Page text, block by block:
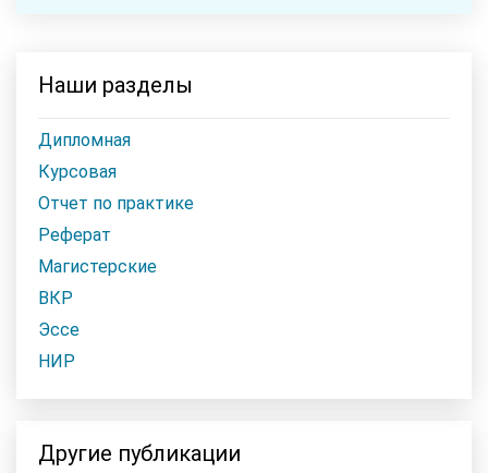
Наши разделы
Дипломная
Курсовая
Отчет по практике
Реферат
Магистерские
ВКР
Эссе
НИР
Другие публикации